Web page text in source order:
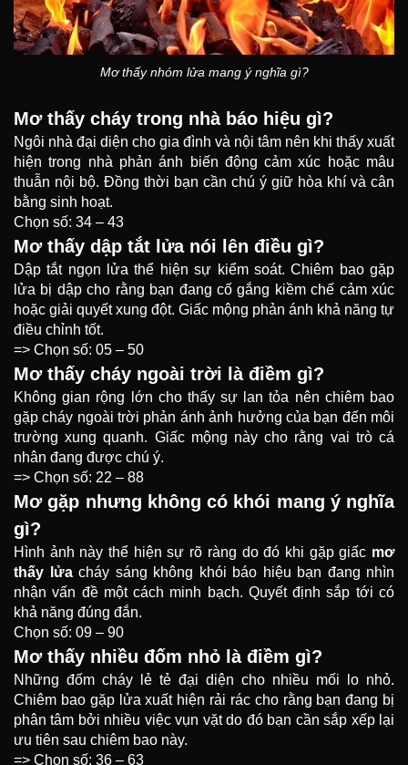
Mơ thấy nhóm lửa mang ý nghĩa gì?
Mơ thấy cháy trong nhà báo hiệu gì?
Ngôi nhà đại diện cho gia đình và nội tâm nên khi thấy xuất
hiện trong nhà phản ánh biến động cảm xúc hoặc mâu
thuẫn nội bộ. Đồng thời bạn cần chú ý giữ hòa khí và cân
bằng sinh hoạt.
Chọn số: 34 – 43
Mơ thấy dập tắt lửa nói lên điều gì?
Dập tắt ngọn lửa thể hiện sự kiểm soát. Chiêm bao gặp
lửa bị dập cho rằng bạn đang cố gắng kiềm chế cảm xúc
hoặc giải quyết xung đột. Giấc mộng phản ánh khả năng tự
điều chỉnh tốt.
=> Chọn số: 05 – 50
Mơ thấy cháy ngoài trời là điềm gì?
Không gian rộng lớn cho thấy sự lan tỏa nên chiêm bao
gặp cháy ngoài trời phản ánh ảnh hưởng của bạn đến môi
trường xung quanh. Giấc mộng này cho rằng vai trò cá
nhân đang được chú ý.
=> Chọn số: 22 – 88
Mơ gặp nhưng không có khói mang ý nghĩa
gì?
Hình ảnh này thể hiện sự rõ ràng do đó khi gặp giấc mơ
thấy lửacháy sáng không khói báo hiệu bạn đang nhìn
nhận vấn đề một cách minh bạch. Quyết định sắp tới có
khả năng đúng đắn.
Chọn số: 09 – 90
Mơ thấy nhiều đốm nhỏ là điềm gì?
Những đốm cháy lẻ tẻ đại diện cho nhiều mối lo nhỏ.
Chiêm bao gặp lửa xuất hiện rải rác cho rằng bạn đang bị
phân tâm bởi nhiều việc vụn vặt do đó bạn cần sắp xếp lại
ưu tiên sau chiêm bao này.
=> Chọn số: 36 – 63